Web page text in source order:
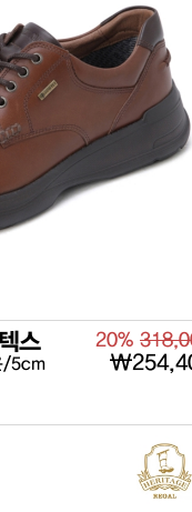
스
/5cm
20%